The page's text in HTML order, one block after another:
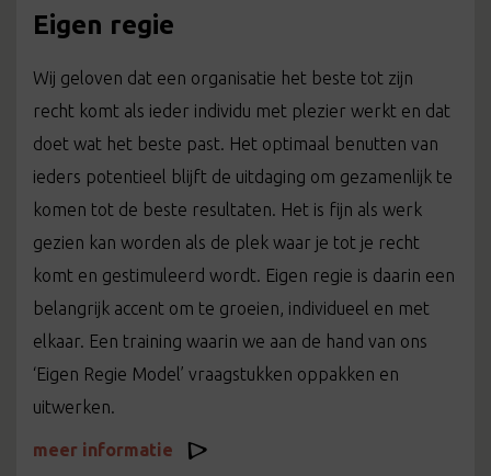
Eigen regie
Wij geloven dat een organisatie het beste tot zijn
recht komt als ieder individu met plezier werkt en dat
doet wat het beste past. Het optimaal benutten van
ieders potentieel blijft de uitdaging om gezamenlijk te
komen tot de beste resultaten. Het is fijn als werk
gezien kan worden als de plek waar je tot je recht
komt en gestimuleerd wordt. Eigen regie is daarin een
belangrijk accent om te groeien, individueel en met
elkaar. Een training waarin we aan de hand van ons
‘Eigen Regie Model’ vraagstukken oppakken en
uitwerken.
meer informatie